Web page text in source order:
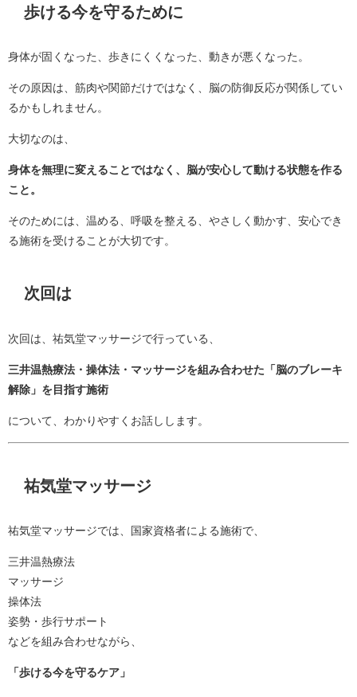
歩ける今を守るために
身体が固くなった、歩きにくくなった、動きが悪くなった。
その原因は、筋肉や関節だけではなく、脳の防御反応が関係してい
るかもしれません。
大切なのは、
身体を無理に変えることではなく、脳が安心して動ける状態を作る
こと。
そのためには、温める、呼吸を整える、やさしく動かす、安心でき
る施術を受けることが大切です。
次回は
次回は、祐気堂マッサージで行っている、
三井温熱療法・操体法・マッサージを組み合わせた「脳のブレーキ
解除」を目指す施術
について、わかりやすくお話しします。
祐気堂マッサージ
祐気堂マッサージでは、国家資格者による施術で、
三井温熱療法
マッサージ
操体法
姿勢・歩行サポート
などを組み合わせながら、
「歩ける今を守るケア」